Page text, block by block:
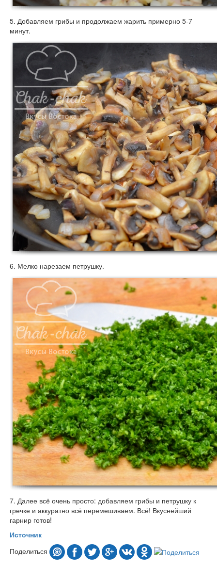
5. Добавляем грибы и продолжаем жарить примерно 5-7
минут.
6. Мелко нарезаем петрушку.
7. Далее всё очень просто: добавляем грибы и петрушку к
гречке и аккуратно всё перемешиваем. Всё! Вкуснейший
гарнир готов!
Источник
Поделиться